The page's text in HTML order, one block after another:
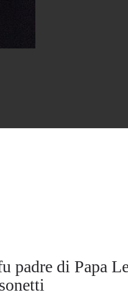
padre di Papa